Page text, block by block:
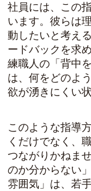
社員には、この
います。彼らは
動したいと考え
ードバックを求
練職人の「背中
は、何をどのよ
欲が湧きにくい
このような指導
くだけでなく、
つながりかねま
のか分からない
雰囲気」は、若